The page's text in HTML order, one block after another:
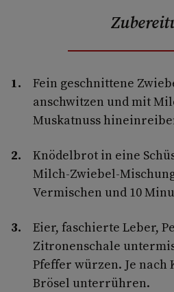
Fein geschnittene
anschwitzen und mit
Muskatnuss
Knödelbrot in eine
Milch-Zwiebel-
Vermischen und 10
Eier, faschierte Leber,
Zitronenschale
Pfeffer würzen. Je nach
Brösel unterrühren.